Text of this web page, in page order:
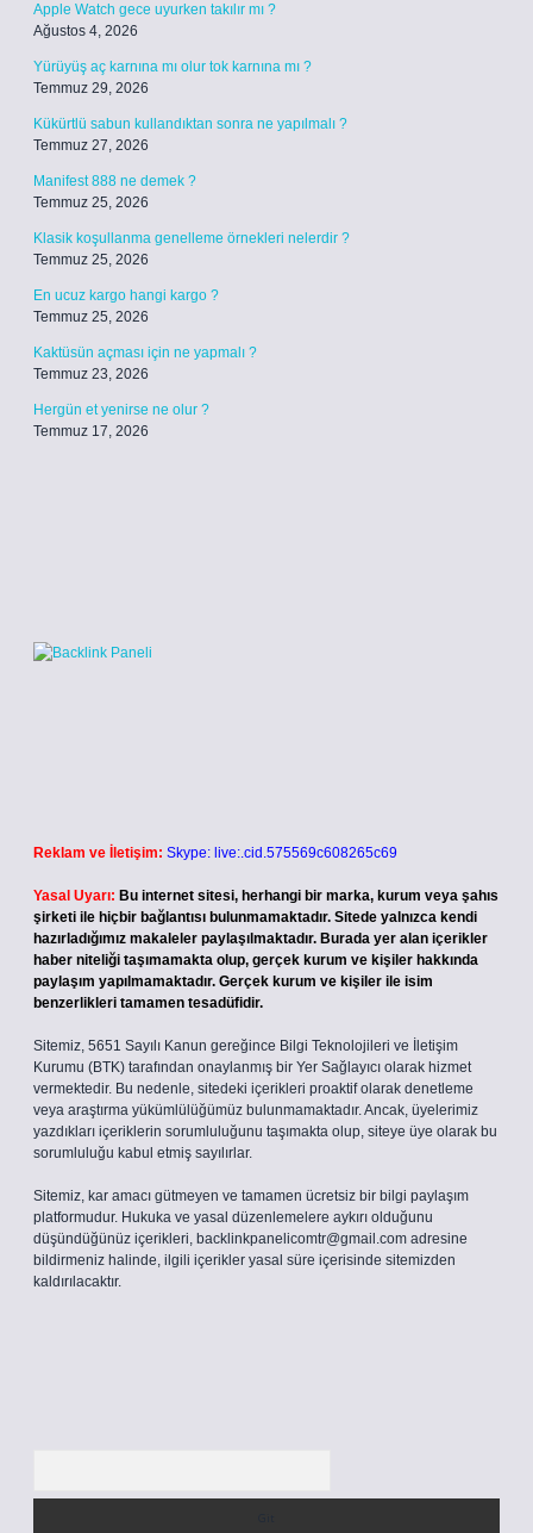
Apple Watch gece uyurken takılır mı ?
Ağustos 4, 2026
Yürüyüş aç karnına mı olur tok karnına mı ?
Temmuz 29, 2026
Kükürtlü sabun kullandıktan sonra ne yapılmalı ?
Temmuz 27, 2026
Manifest 888 ne demek ?
Temmuz 25, 2026
Klasik koşullanma genelleme örnekleri nelerdir ?
Temmuz 25, 2026
En ucuz kargo hangi kargo ?
Temmuz 25, 2026
Kaktüsün açması için ne yapmalı ?
Temmuz 23, 2026
Hergün et yenirse ne olur ?
Temmuz 17, 2026
Reklam ve İletişim: Skype: live:.cid.575569c608265c69
Yasal Uyarı: Bu internet sitesi, herhangi bir marka, kurum veya şahıs
şirketi ile hiçbir bağlantısı bulunmamaktadır. Sitede yalnızca kendi
hazırladığımız makaleler paylaşılmaktadır. Burada yer alan içerikler
haber niteliği taşımamakta olup, gerçek kurum ve kişiler hakkında
paylaşım yapılmamaktadır. Gerçek kurum ve kişiler ile isim
benzerlikleri tamamen tesadüfidir.
Sitemiz, 5651 Sayılı Kanun gereğince Bilgi Teknolojileri ve İletişim
Kurumu (BTK) tarafından onaylanmış bir Yer Sağlayıcı olarak hizmet
vermektedir. Bu nedenle, sitedeki içerikleri proaktif olarak denetleme
veya araştırma yükümlülüğümüz bulunmamaktadır. Ancak, üyelerimiz
yazdıkları içeriklerin sorumluluğunu taşımakta olup, siteye üye olarak bu
sorumluluğu kabul etmiş sayılırlar.
Sitemiz, kar amacı gütmeyen ve tamamen ücretsiz bir bilgi paylaşım
platformudur. Hukuka ve yasal düzenlemelere aykırı olduğunu
düşündüğünüz içerikleri, backlinkpanelicomtr@gmail.com adresine
bildirmeniz halinde, ilgili içerikler yasal süre içerisinde sitemizden
kaldırılacaktır.